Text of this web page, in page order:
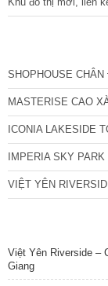
SHOPHOUSE
MASTERISE CAO
ICONIA LAKESIDE
IMPERIA SKY
VIỆT YÊN
Việt Yên Riverside –
Giang